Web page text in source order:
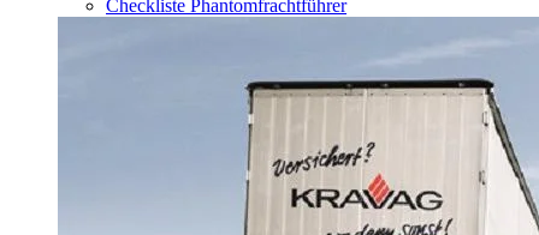
Checkliste Phantomfrachtführer